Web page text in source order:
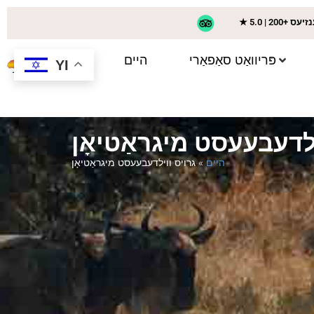
רעצענזיעס
היים פּריוואַט סאַפאַרי
מיגראַטיאָן
היים»גרויס ווילדעבעעסט מיגראַטיאָן
YI